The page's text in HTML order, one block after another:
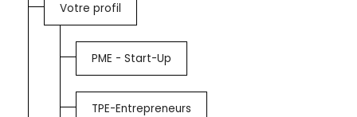
Votre profil
PME - Start-Up
TPE-Entrepreneurs